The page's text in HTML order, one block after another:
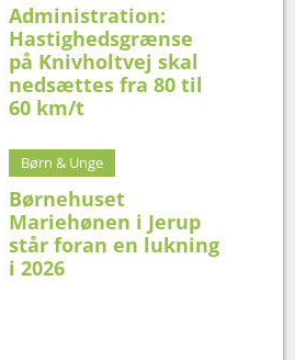
Administration:
Hastighedsgrænse
på Knivholtvej skal
nedsættes fra 80 til
60 km/t
Børn & Unge
Børnehuset
Mariehønen i Jerup
står foran en lukning
i 2026